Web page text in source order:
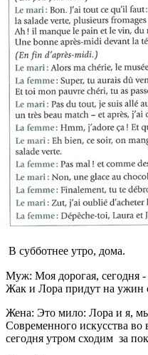
В субботнее утро, дома.
Муж: Моя дорогая, сегодня -
Жак и Лора придут на ужин
Жена: Это мило: Лора и я,
Современного искусства
сегодня утром сходим за